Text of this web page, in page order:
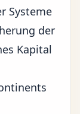
Systeme
der
Kapital